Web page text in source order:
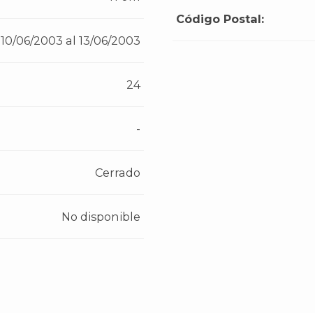
10/06/2003 al 13/06/2003
24
-
Cerrado
No disponible
Código Postal: